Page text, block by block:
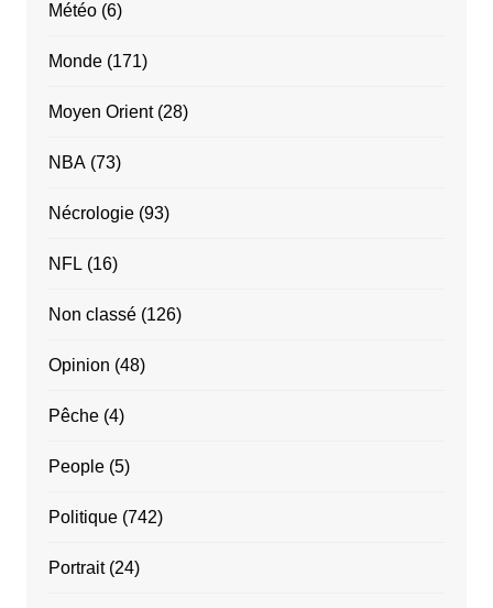
Météo(6)
Monde(171)
Moyen Orient(28)
NBA(73)
Nécrologie(93)
NFL (16)
Non classé(126)
Opinion (48)
Pêche(4)
People(5)
Politique(742)
Portrait(24)